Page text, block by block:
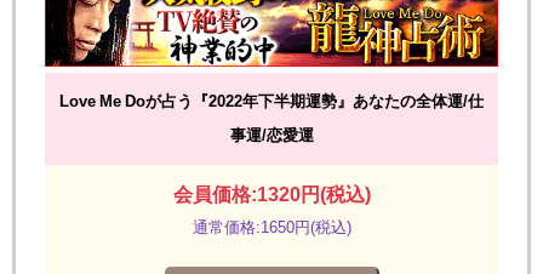
Love Me Doが占う『2022年下半期運勢』あなたの全体運/仕
事運/恋愛運
会員価格:1320円(税込)
通常価格:1650円(税込)